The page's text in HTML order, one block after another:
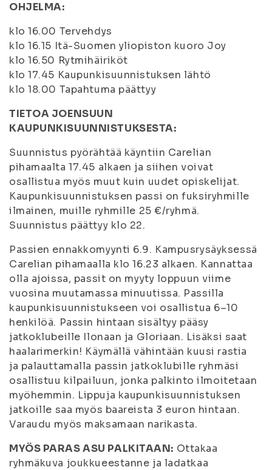
OHJELMA:
klo 16.00 Tervehdys
klo 16.15 Itä-Suomen yliopiston kuoro Joy
klo 16.50 Rytmihäiriköt
klo 17.45 Kaupunkisuunnistuksen lähtö
klo 18.00 Tapahtuma päättyy
TIETOA JOENSUUN
KAUPUNKISUUNNISTUKSESTA:
Suunnistus pyörähtää käyntiin Carelian
pihamaalta 17.45 alkaen ja siihen voivat
osallistua myös muut kuin uudet opiskelijat.
Kaupunkisuunnistuksen passi on fuksiryhmille
ilmainen, muille ryhmille 25 €/ryhmä.
Suunnistus päättyy klo 22.
Passien ennakkomyynti 6.9. Kampusrysäyksessä
Carelian pihamaalla klo 16.23 alkaen. Kannattaa
olla ajoissa, passit on myyty loppuun viime
vuosina muutamassa minuutissa. Passilla
kaupunkisuunnistukseen voi osallistua 6–10
henkilöä. Passin hintaan sisältyy pääsy
jatkoklubeille Ilonaan ja Gloriaan. Lisäksi saat
haalarimerkin! Käymällä vähintään kuusi rastia
ja palauttamalla passin jatkoklubille ryhmäsi
osallistuu kilpailuun, jonka palkinto ilmoitetaan
myöhemmin. Lippuja kaupunkisuunnistuksen
jatkoille saa myös baareista 3 euron hintaan.
Varaudu myös maksamaan narikasta.
MYÖS PARAS ASU PALKITAAN: Ottakaa
ryhmäkuva joukkueestanne ja ladatkaa